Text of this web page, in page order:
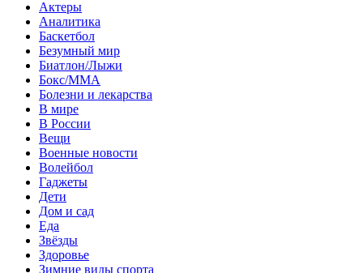
Актеры
Аналитика
Баскетбол
Безумный мир
Биатлон/Лыжи
Бокс/MMA
Болезни и лекарства
В мире
В России
Вещи
Военные новости
Волейбол
Гаджеты
Дети
Дом и сад
Еда
Звёзды
Здоровье
Зимние виды спорта